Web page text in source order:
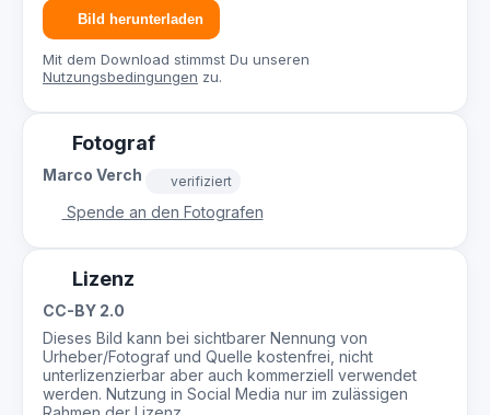
Bild herunterladen
Mit dem Download stimmst Du unseren
Nutzungsbedingungen zu.
Fotograf
Marco Verch verifiziert
Spende an den Fotografen
Lizenz
CC-BY 2.0
Dieses Bild kann bei sichtbarer Nennung von
Urheber/Fotograf und Quelle kostenfrei, nicht
unterlizenzierbar aber auch kommerziell verwendet
werden. Nutzung in Social Media nur im zulässigen